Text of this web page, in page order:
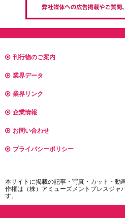
刊行物のご案内
業界データ
業界リンク
企業情報
お問い合わせ
プライバシーポリシー
本サイトに掲載の記事・写真・カット・動
作権は（株）アミューズメントプレスジャ
す。